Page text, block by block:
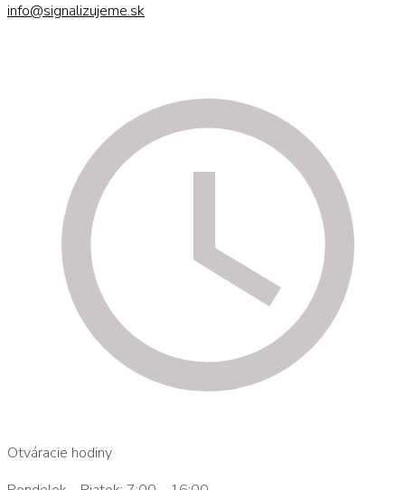
info@signalizujeme.sk
Otváracie hodiny